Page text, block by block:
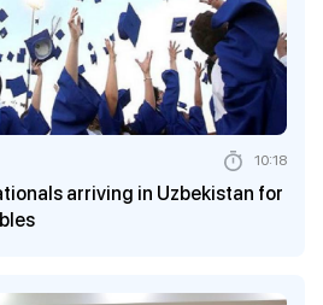
arriving in Uzbekistan for
10:18